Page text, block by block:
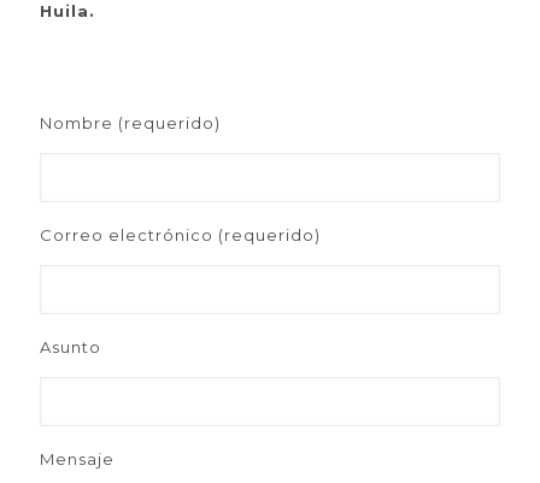
Huila.
Nombre (requerido)
Correo electrónico (requerido)
Asunto
Mensaje